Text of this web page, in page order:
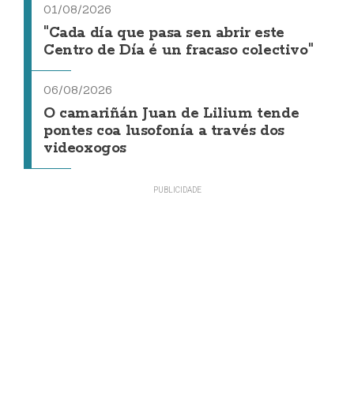
01/08/2026
"Cada día que pasa sen abrir este
Centro de Día é un fracaso colectivo"
06/08/2026
O camariñán Juan de Lilium tende
pontes coa lusofonía a través dos
videoxogos